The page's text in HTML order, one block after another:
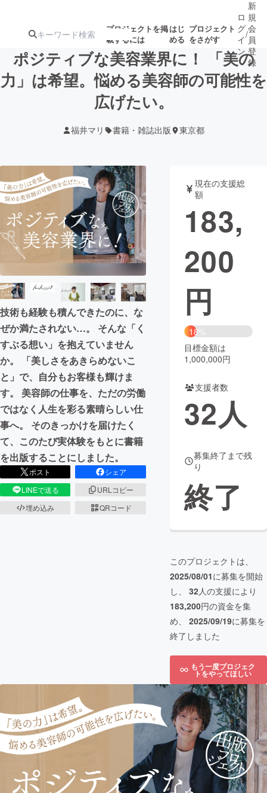
プロジェクトを掲
載するには
はじ
める
プロジェクト
をさがす
注目の新着プロ
ジェクト
募集終了が近いプ
テクノロジー・ガジェット
映像・映画 書籍・雑誌
ビジネス・起業 チャレンジ
まちづくり・地域活性化
CAMPFIRE for Social Good
CAMPFIRE Creation
CAMPFIREふるさと納税
コミュニティ
ロ
グ
イ
ン
/
新
規
会
員
登
録
ポジティブな美容業界に！ 「美の
力」は希望。悩める美容師の可能性を
広げたい。
福井マリ 書籍・雑誌出版 東京都
技術も経験も積んできたのに、な
ぜか満たされない…。 そんな「く
すぶる想い」を抱えていません
か。 「美しさをあきらめないこ
と」で、自分もお客様も輝けま
す。 美容師の仕事を、ただの労働
ではなく人生を彩る素晴らしい仕
事へ。 そのきっかけを届けたく
て、このたび実体験をもとに書籍
を出版することにしました。
ポスト
シェア
LINEで送る
URLコピー
埋め込み
QRコード
現在の支援総
額
183,
200
円
18%
目標金額は
1,000,000円
支援者数
32人
募集終了まで残
り
終了
このプロジェクトは、
2025/08/01に募集を開始
し、 32人の支援により
183,200円の資金を集
め、 2025/09/19に募集を
終了しました
もう一度プロジェク
トをやってほしい